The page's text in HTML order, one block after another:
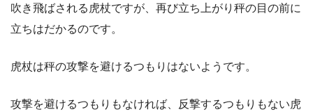
吹き飛ばされる虎杖ですが、再び立ち上がり秤の目の前に
立ちはだかるのです。
虎杖は秤の攻撃を避けるつもりはないようです。
攻撃を避けるつもりもなければ、反撃するつもりもない虎